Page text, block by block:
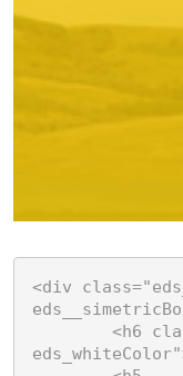
<div